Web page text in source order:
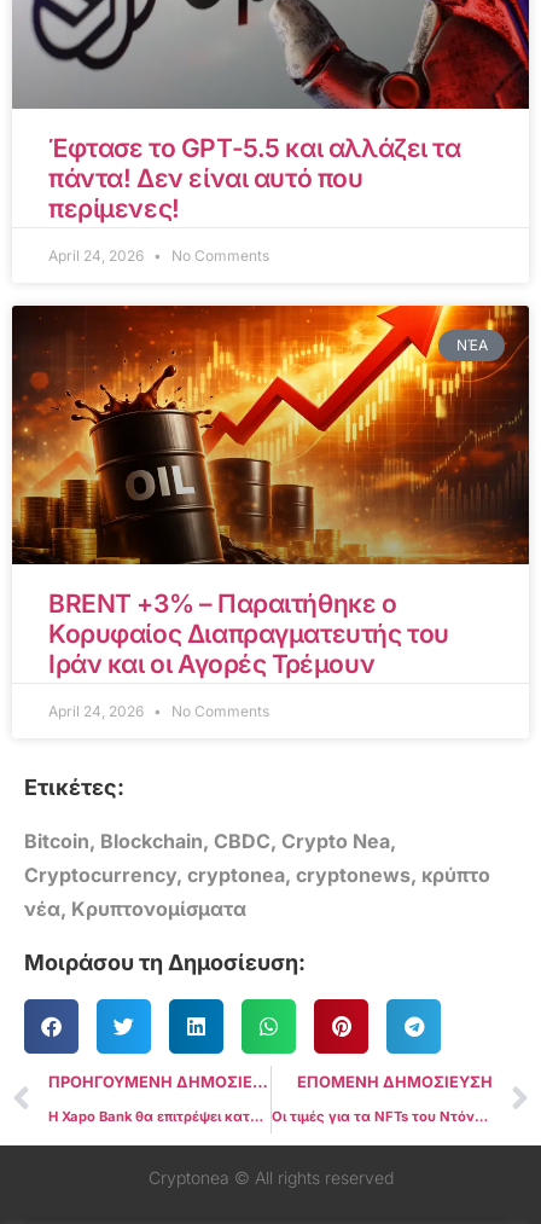
Έφτασε το GPT-5.5 και αλλάζει τα
πάντα! Δεν είναι αυτό που
περίμενες!
April 24, 2026 No Comments
ΝΈΑ
BRENT +3% – Παραιτήθηκε ο
Κορυφαίος Διαπραγματευτής του
Ιράν και οι Αγορές Τρέμουν
April 24, 2026 No Comments
Ετικέτες:
Bitcoin, Blockchain, CBDC, Crypto Nea,
Cryptocurrency, cryptonea, cryptonews, κρύπτο
νέα, Κρυπτονομίσματα
Μοιράσου τη Δημοσίευση:
ΠΡΟΗΓΟΥΜΕΝΗ ΔΗΜΟΣΙΕΥΣΗ
Η Xapo Bank θα επιτρέψει καταθέσεις και αναλήψεις USDC
ΕΠΟΜΕΝΗ ΔΗΜΟΣΙΕΥΣΗ
Οι τιμές για τα NFTs του Ντόναλντ Τραμπ εκτινάσσονται στις ειδήσεις για πιθανή κατηγορία
Cryptonea © All rights reserved